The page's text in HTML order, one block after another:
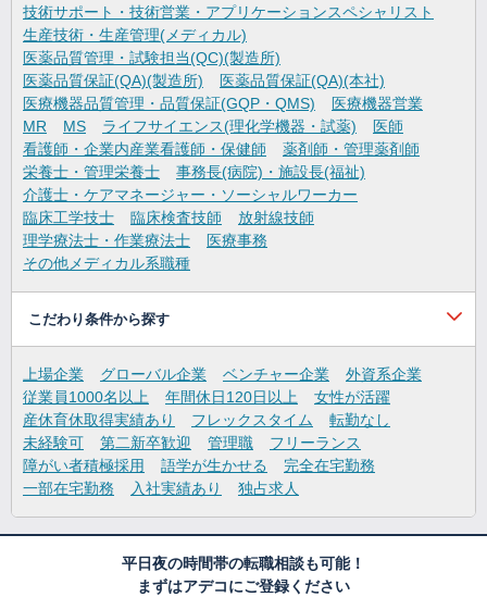
技術サポート・技術営業・アプリケーションスペシャリスト
生産技術・生産管理(メディカル)
医薬品質管理・試験担当(QC)(製造所)
医薬品質保証(QA)(製造所)
医薬品質保証(QA)(本社)
医療機器品質管理・品質保証(GQP・QMS)
医療機器営業
MR
MS ライフサイエンス(理化学機器・試薬)
医師
看護師・企業内産業看護師・保健師
薬剤師・管理薬剤師
栄養士・管理栄養士
事務長(病院)・施設長(福祉)
介護士・ケアマネージャー・ソーシャルワーカー
臨床工学技士
臨床検査技師
放射線技師
理学療法士・作業療法士
医療事務
その他メディカル系職種
こだわり条件から探す
上場企業 グローバル企業 ベンチャー企業
外資系企業
従業員1000名以上
年間休日120日以上
女性が活躍
産休育休取得実績あり
フレックスタイム
転勤なし
未経験可
第二新卒歓迎 管理職
フリーランス
障がい者積極採用
語学が生かせる
完全在宅勤務
一部在宅勤務
入社実績あり 独占求人
平日夜の時間帯の転職相談も可能！
まずはアデコにご登録ください